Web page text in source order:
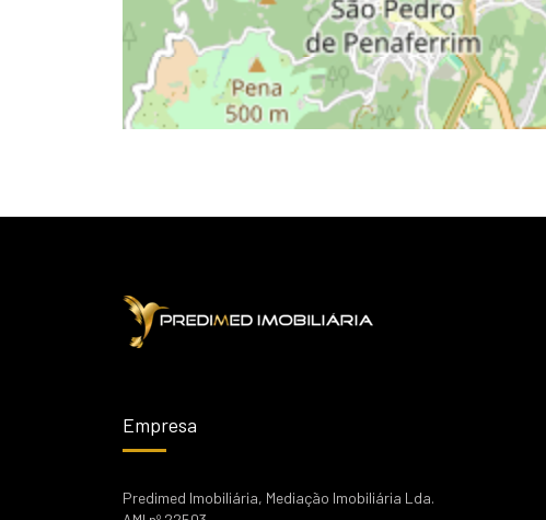
Empresa
Predimed Imobiliária, Mediação Imobiliária Lda.